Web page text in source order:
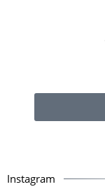
Instagram